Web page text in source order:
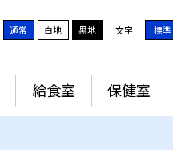
通常 白地 黒地 文字 標準
給食室 保健室